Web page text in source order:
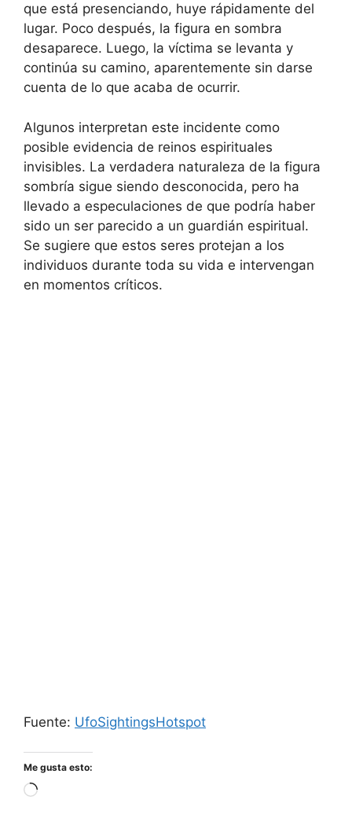
que está presenciando, huye rápidamente del
lugar. Poco después, la figura en sombra
desaparece. Luego, la víctima se levanta y
continúa su camino, aparentemente sin darse
cuenta de lo que acaba de ocurrir.
Algunos interpretan este incidente como
posible evidencia de reinos espirituales
invisibles. La verdadera naturaleza de la figura
sombría sigue siendo desconocida, pero ha
llevado a especulaciones de que podría haber
sido un ser parecido a un guardián espiritual.
Se sugiere que estos seres protejan a los
individuos durante toda su vida e intervengan
en momentos críticos.
Fuente: UfoSightingsHotspot
Me gusta esto:
Cargando...